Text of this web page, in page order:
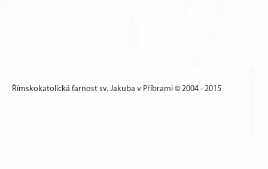
Římskokatolická farnost sv. Jakuba v Příbrami © 2004 - 2015